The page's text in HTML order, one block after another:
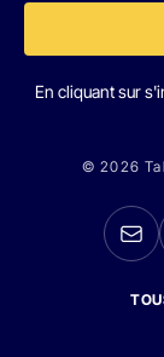
En cliquant sur
© 2026